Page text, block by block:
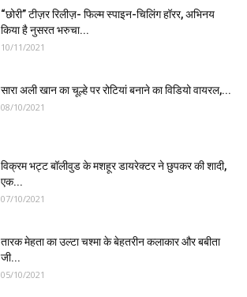
“छोरी” टीज़र रिलीज़- फिल्म स्पाइन-चिलिंग हॉरर, अभिनय
किया है नुसरत भरुचा...
10/11/2021
सारा अली खान का चूल्हे पर रोटियां बनाने का विडियो वायरल,...
08/10/2021
विक्रम भट्ट बॉलीवुड के मशहूर डायरेक्टर ने छुपकर की शादी,
एक...
07/10/2021
तारक मेहता का उल्टा चश्मा के बेहतरीन कलाकार और बबीता
जी...
05/10/2021